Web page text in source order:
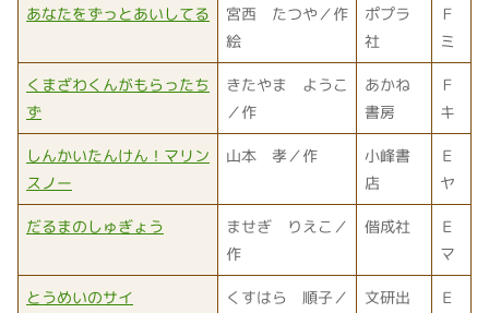
あなたをずっとあいしてる
宮西 たつや／作
絵
ポプラ
社
Ｆ
ミ
くまざわくんがもらったち
ず
きたやま ようこ
／作
あかね
書房
Ｆ
キ
しんかいたんけん！マリン
スノー
山本 孝／作
小峰書
店
Ｅ
ヤ
だるまのしゅぎょう
ませぎ りえこ／
作
偕成社
Ｅ
マ
とうめいのサイ
くすはら 順子／
文研出
Ｅ